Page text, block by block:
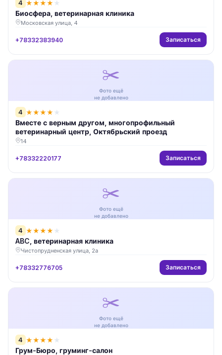
4 ★★★★ ★
Биосфера, ветеринарная клиника
Московская улица, 4
+78332383940 Записаться
✂️
Фото ещё
не добавлено
4 ★★★★ ★
Вместе с верным другом, многопрофильный
ветеринарный центр, Октябрьский проезд
14
+78332220177 Записаться
✂️
Фото ещё
не добавлено
4 ★★★★ ★
ABC, ветеринарная клиника
Чистопрудненская улица, 2а
+78332776705 Записаться
✂️
Фото ещё
не добавлено
4 ★★★★ ★
Грум-Бюро, груминг-салон